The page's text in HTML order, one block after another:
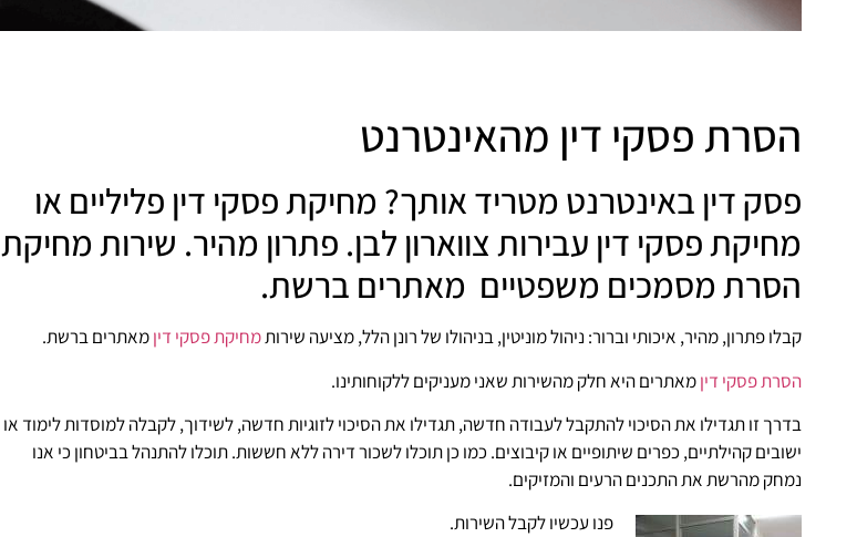
הסרת פסקי דין מהאינטרנט
פסק דין באינטרנט מטריד אותך? מחיקת פסקי דין פליליים או
מחיקת פסקי דין עבירות צווארון לבן. פתרון מהיר. שירות מחיקת
הסרת מסמכים משפטיים מאתרים ברשת.
קבלו פתרון, מהיר, איכותי וברור: ניהול מוניטין, בניהולו של רונן הלל, מציעה שירותמחיקת פסקי דיןמאתרים ברשת.
הסרת פסקי דיןמאתרים היא חלק מהשירות שאני מעניקים ללקוחותינו.
בדרך זו תגדילו את הסיכוי להתקבל לעבודה חדשה, תגדילו את הסיכוי לזוגיות חדשה, לשידוך, לקבלה למוסדות לימוד או
ישובים קהילתיים, כפרים שיתופיים או קיבוצים. כמו כן תוכלו לשכור דירה ללא חששות. תוכלו להתנהל בביטחון כי אנו
נמחק מהרשת את התכנים הרעים והמזיקים.
פנו עכשיו לקבל השירות.